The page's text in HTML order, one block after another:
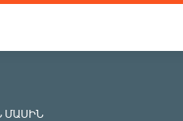
ՄԱՍԻՆ